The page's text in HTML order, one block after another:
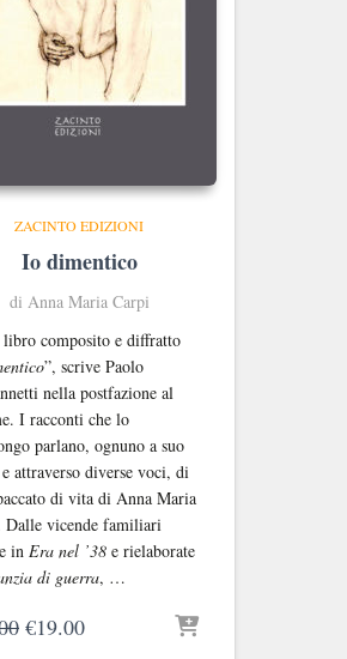
ZACINTO EDIZIONI
Io dimentico
di Anna Maria Carpi
libro composito e diffratto
”, scrive Paolo
nella postfazione al
I racconti che lo
parlano, ognuno a suo
attraverso diverse voci, di
di vita di Anna Maria
Dalle vicende familiari
in Era nel ’38 e rielaborate
di guerra, …
Il
€19.00Il